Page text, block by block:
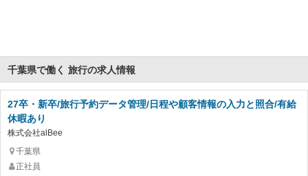
千葉県で働く 旅行の求人情報
27卒・新卒/旅行予約データ管理/日程や顧客情報の入力と照合/有給
休暇あり
株式会社alBee
千葉県
正社員